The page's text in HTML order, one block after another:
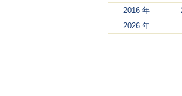
2016 年
2026 年